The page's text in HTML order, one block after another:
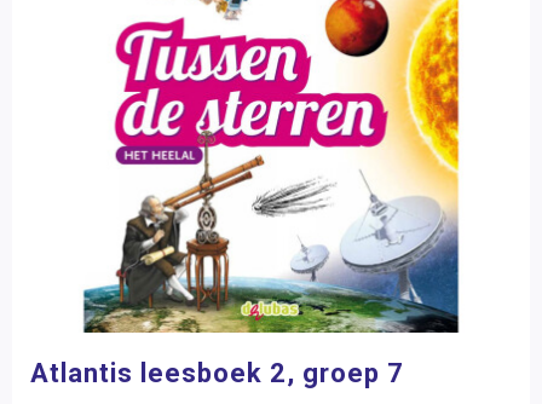
Atlantis leesboek 2, groep 7